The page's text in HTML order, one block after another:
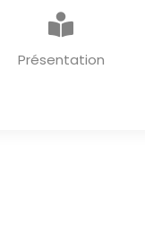
Présentation